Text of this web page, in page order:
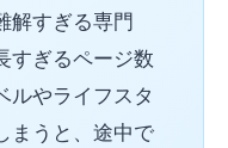
解すぎる専門
すぎるページ数
ルやライフスタ
まうと、途中で